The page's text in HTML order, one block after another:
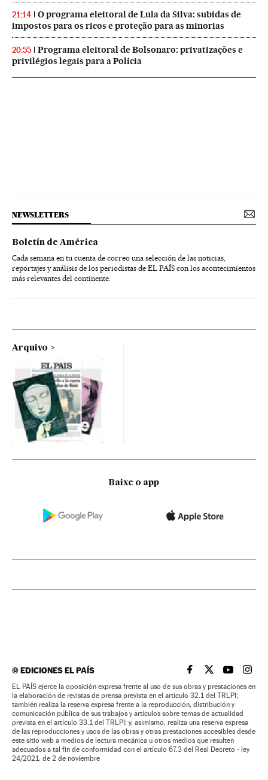
21:14
O programa eleitoral de Lula da Silva: subidas de
impostos para os ricos e proteção para as minorias
20:55
Programa eleitoral de Bolsonaro: privatizações e
privilégios legais para a Polícia
NEWSLETTERS
Boletín de América
Cada semana en tu cuenta de correo una selección de las noticias,
reportajes y análisis de los periodistas de EL PAÍS con los acontecimientos
más relevantes del continente.
Arquivo
Baixe o app
©EDICIONES EL PAÍS EL PAÍS BRASIL EN
EL PAÍSEL PAÍS
EL
EL PAÍS ejerce la oposición expresa frente al uso de sus obras y prestaciones en
la elaboración de revistas de prensa prevista en el artículo 32.1 del TRLPI;
también realiza la reserva expresa frente a la reproducción, distribución y
comunicación pública de sus trabajos y artículos sobre temas de actualidad
prevista en el artículo 33.1 del TRLPI; y, asimismo, realiza una reserva expresa
de las reproducciones y usos de las obras y otras prestaciones accesibles desde
este sitio web a medios de lectura mecánica u otros medios que resulten
adecuados a tal fin de conformidad con el artículo 67.3 del Real Decreto - ley
24/2021, de 2 de noviembre